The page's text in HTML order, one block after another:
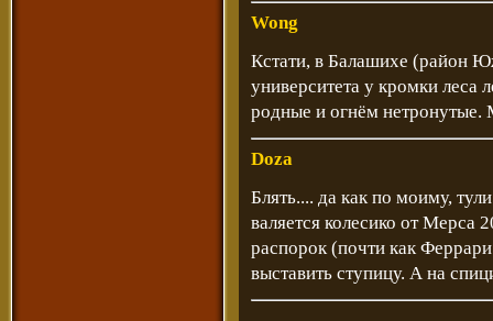
Wong
Кстати, в Балашихе (район
университета у кромки
родные и огнём нетронутые.
Doza
Блять.... да как по моиму,
валяется колесико от Мерса
распорок (почти как
выставить ступицу. А на